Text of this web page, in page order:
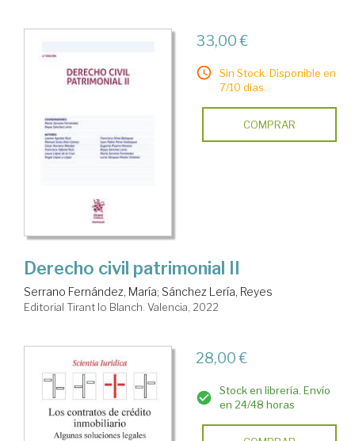
33,00 €
Sin Stock. Disponible en
7/10 días.
COMPRAR
Derecho civil patrimonial II
Serrano Fernández, María; Sánchez Lería, Reyes
Editorial Tirant lo Blanch. Valencia, 2022
28,00 €
Stock en librería. Envío
en 24/48 horas